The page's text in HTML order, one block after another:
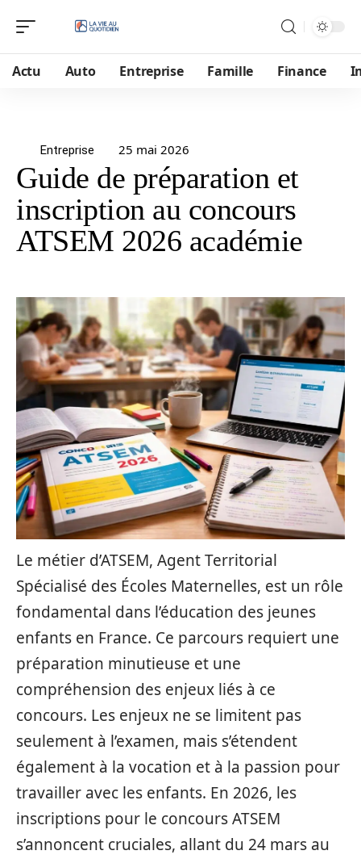
Actu Auto Entreprise Famille Finance
Entreprise 25 mai 2026
Guide de préparation et
inscription au concours
ATSEM 2026 académie
Le métier d’ATSEM, Agent Territorial
Spécialisé des Écoles Maternelles, est un rôle
fondamental dans l’éducation des jeunes
enfants en France. Ce parcours requiert une
préparation minutieuse et une
compréhension des enjeux liés à ce
concours. Les enjeux ne se limitent pas
seulement à l’examen, mais s’étendent
également à la vocation et à la passion pour
travailler avec les enfants. En 2026, les
inscriptions pour le concours ATSEM
s’annoncent cruciales, allant du 24 mars au